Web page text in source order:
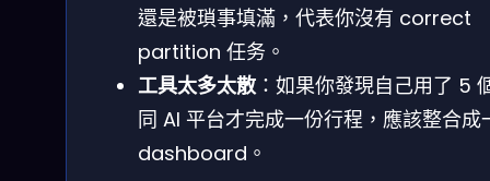
還是被瑣事填滿，代表你沒有 correct
partition 任务。
工具太多太散：如果你發現自己用了 5
同 AI 平台才完成一份行程，應該整合成
dashboard。